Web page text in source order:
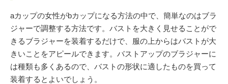
aカップの女性がbカップになる方法の中で、簡単なのはブラ
ジャーで調整する方法です。バストを大きく見せることがで
きるブラジャーを装着するだけで、服の上からはバストが大
きいことをアピールできます。バストアップのブラジャーに
は種類も多くあるので、バストの形状に適したものを買って
装着するとよいでしょう。